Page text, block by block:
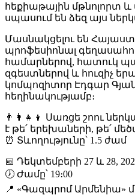
հեքիաթային մթնոլորտ
սպասում են ձեզ այս
Մասնակցելու են
պրոֆեսիոնալ
համարներով, հատուկ
զգեստներով և հուզիչ
կոմպոզիտոր Էդգար
հեղինակությամբ։
👨‍👩‍👧‍👦 Սառցե շոու
է թե՛ երեխաների, թե՛
⏰ Տևողությունը՝ 1.5 ժամ
📅 Դեկտեմբերի 27 և 28,
🕖 Ժամը՝ 19։00
📍 «Գազպրոմ Արմենիա»